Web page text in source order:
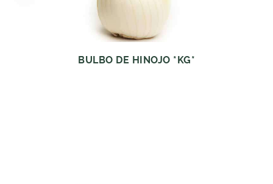
BULBO DE HINOJO *KG*